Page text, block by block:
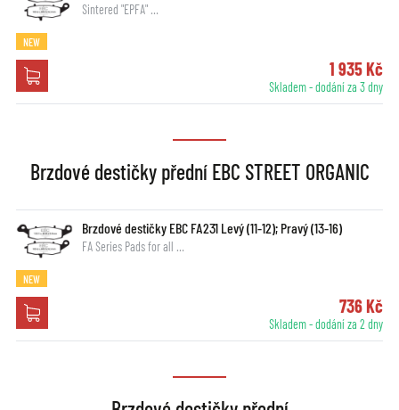
Sintered "EPFA" …
NEW
1 935 Kč
Skladem - dodání za 3 dny
Brzdové destičky přední EBC STREET ORGANIC
Brzdové destičky EBC FA231 Levý (11-12); Pravý (13-16)
FA Series Pads for all …
NEW
736 Kč
Skladem - dodání za 2 dny